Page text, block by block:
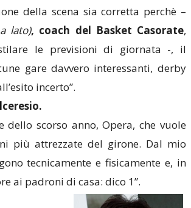
della scena sia corretta perchè –
lato), coach del Basket Casorate,
le previsioni di giornata -, il
gare davvero interessanti, derby
incerto”.
dello scorso anno, Opera, che vuole
più attrezzate del girone. Dal mio
tecnicamente e fisicamente e, in
ai padroni di casa: dico 1”.